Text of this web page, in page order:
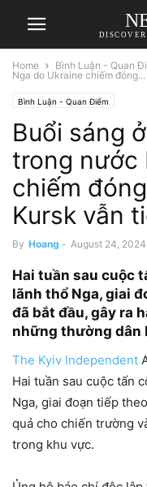
Home Bình Luận - Quan
Nga do Ukraine chiếm đóng...
Bình Luận - Quan Điểm
Buổi sáng
trong nước
chiếm
Kursk vẫn
By Hoang - August 24, 2024
Hai tuần sau cuộc
lãnh thổ Nga, giai
đã bắt đầu, gây ra
những thường dân
The Kyiv Independent
Hai tuần sau cuộc tấn
Nga, giai đoạn tiếp
quả cho chiến trường
trong khu vực.